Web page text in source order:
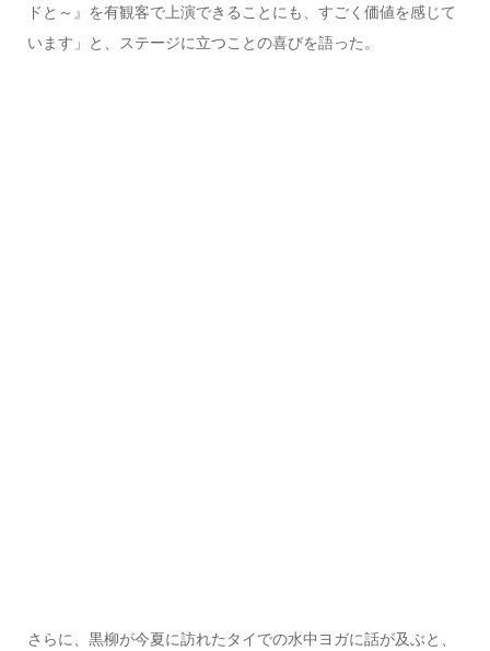
ドと～』を有観客で上演できることにも、すごく価値を感じて
います」と、ステージに立つことの喜びを語った。
さらに、黒柳が今夏に訪れたタイでの水中ヨガに話が及ぶと、